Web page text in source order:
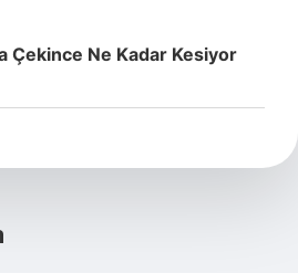
Çekince Ne Kadar Kesiyor